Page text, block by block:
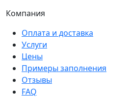
Компания
Оплата и доставка
Услуги
Цены
Примеры заполнения
Отзывы
FAQ